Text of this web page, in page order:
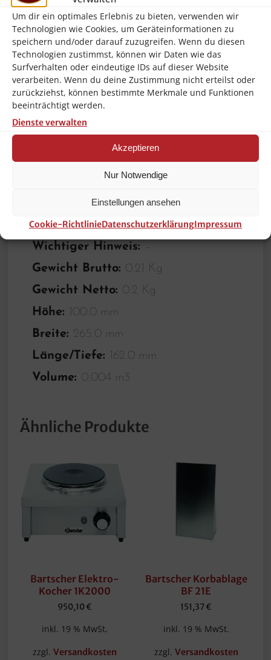
Um dir ein optimales Erlebnis zu bieten, verwenden wir
Technologien wie Cookies, um Geräteinformationen zu
speichern und/oder darauf zuzugreifen. Wenn du diesen
Technologien zustimmst, können wir Daten wie das
Surfverhalten oder eindeutige IDs auf dieser Website
verarbeiten. Wenn du deine Zustimmung nicht erteilst oder
zurückziehst, können bestimmte Merkmale und Funktionen
beeinträchtigt werden.
Dienste verwalten
Akzeptieren
Nur Notwendige
Einstellungen ansehen
Cookie-RichtlinieDatenschutzerklärungImpressum
Ausführung:
Norm:EN 631
Serie: Basic Line
Material: Chromnickelstahl
Gastronorm:1/4 GN
Inhalt:
Stapelbar:Ja
Oberfläche:Seidenmatt
Verstärkter Rand:Nein
Eigenschaften:–
Tiefe Behälter:100 mm
Wichtiger Hinweis: –
Gewicht Brutto: 0.21 Kg
Gewicht Netto: 0.2 Kg
Höhe: 100.0 mm
Breite: 265.0 mm
Länge/Tiefe: 162.0 mm
Volume: 0.004 m3
Ähnliche Produkte
Bartscher Elektro-
Kocher 1K2000
950,10 €
inkl. 19 % MwSt.
zzgl.Versandkosten
Bartscher Korbablage
BF 21E
151,37€
inkl. 19 % MwSt.
zzgl. Versandkosten